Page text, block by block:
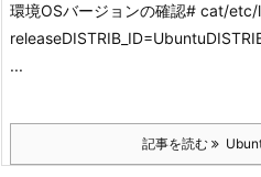
環境OSバージョンの確認# cat/etc/
...
記事を読む